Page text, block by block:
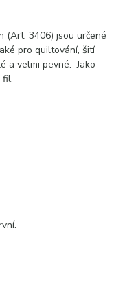
(Art. 3406) jsou určené
pro quiltování, šití
a velmi pevné. Jako
fil.